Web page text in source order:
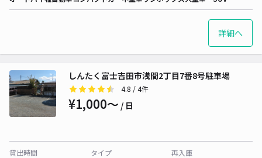
詳細へ
しんたく富士吉田市浅間2丁目7番8号駐車場
4.8 / 4件
¥1,000〜 / 日
貸出時間
タイプ
再入庫